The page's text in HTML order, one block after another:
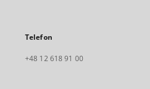
Telefon
+48 12 618 91 00